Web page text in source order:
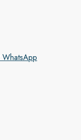
WhatsApp